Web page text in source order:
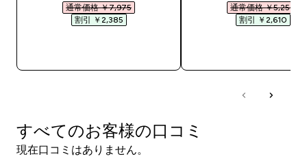
通常価格 ￥7,975‎
割引 ￥2,385‎
通常価格 ￥5,250‎
割引 ￥2,610‎
すべてのお客様の口コミ
現在口コミはありません。